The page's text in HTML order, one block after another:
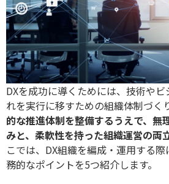
DXを成功に導くためには、技術や
れを実行に移すための組織体制づく
的な推進体制を整備するうえで、無
みと、柔軟性を持った組織運営の両
こでは、DX組織を編成・運用する
務的なポイントを5つ紹介します。